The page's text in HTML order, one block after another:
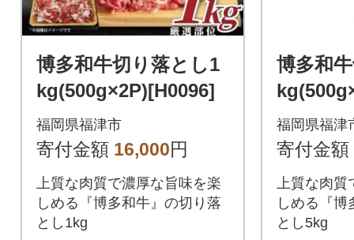
博多和牛切り落とし1
kg(500g×2P)[H0096]
福岡県福津市
寄付金額 16,000円
上質な肉質で濃厚な旨味を楽
しめる『博多和牛』の切り落
とし1kg
博多和
福岡県福津
寄付金額
上質な肉
しめる『博
とし5kg